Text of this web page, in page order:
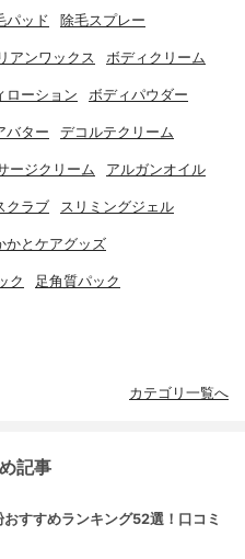
パッド 除毛スプレー
アンワックス ボディクリーム
ローション ボディパウダー
バター デコルテクリーム
ージクリーム アルガンオイル
クラブ スリミングジェル
かとケアグッズ
ク 足角質パック
カテゴリ一覧へ
記事
すすめランキング52選！口コミ